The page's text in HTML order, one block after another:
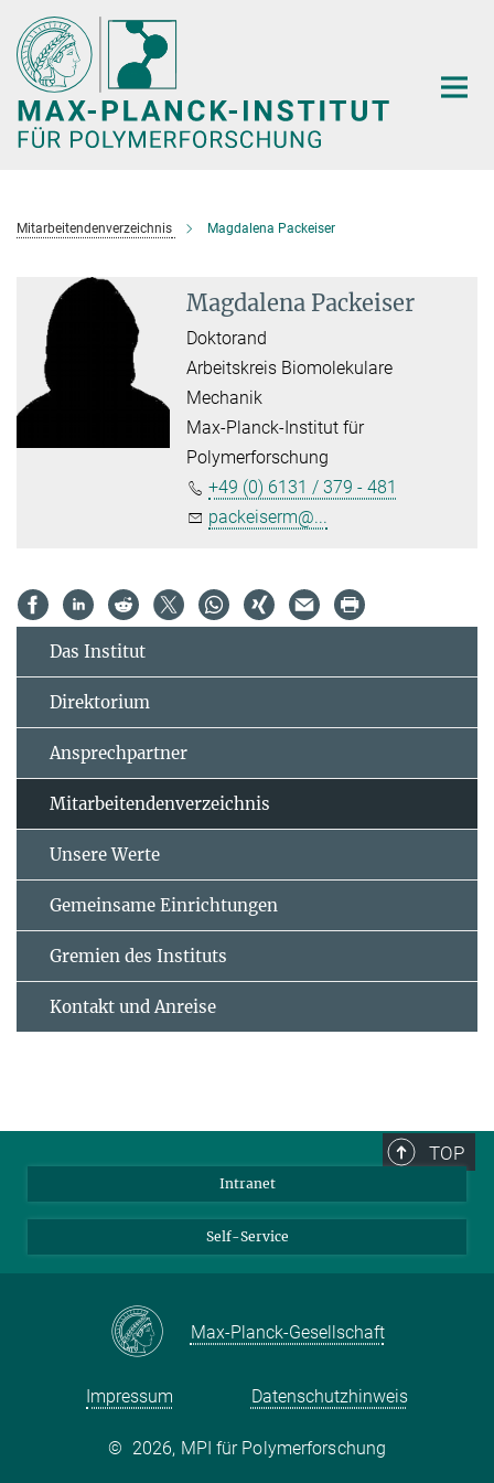
Hauptinhalt
Mitarbeitendenverzeichnis Magdalena Packeiser
Magdalena Packeiser
Doktorand
Arbeitskreis Biomolekulare
Mechanik
Max-Planck-Institut für
Polymerforschung
+49 (0) 6131 / 379 - 481
packeiserm@...
Das Institut
Direktorium
Ansprechpartner
Mitarbeitendenverzeichnis
Unsere Werte
Gemeinsame Einrichtungen
Gremien des Instituts
Kontakt und Anreise
TOP
Intranet
Self-Service
Max-Planck-Gesellschaft
Impressum Datenschutzhinweis
© 2026, MPI für Polymerforschung